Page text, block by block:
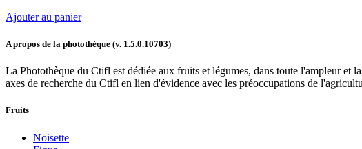
Ajouter au panier
A propos de la photothèque (v. 1.5.0.10703)
La Photothèque du Ctifl est dédiée aux fruits et légumes, dans toute l'ampleur et
axes de recherche du Ctifl en lien d'évidence avec les préoccupations de
Fruits
Noisette